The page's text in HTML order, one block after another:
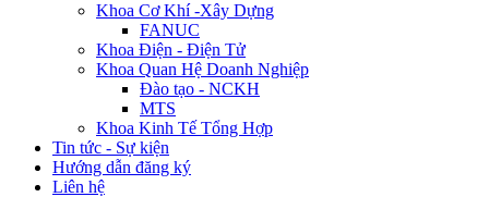
Khoa Cơ Khí -Xây Dựng
FANUC
Khoa Điện - Điện Tử
Khoa Quan Hệ Doanh Nghiệp
Đào tạo - NCKH
MTS
Khoa Kinh Tế Tổng Hợp
Tin tức - Sự kiện
Hướng dẫn đăng ký
Liên hệ